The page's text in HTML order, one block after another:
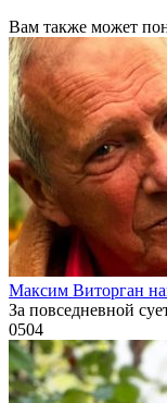
Вам также может
Максим Виторган
За повседневной
0504